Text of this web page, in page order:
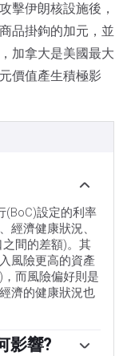
擊伊朗核設施後，
品掛鉤的加元，並
加拿大是美國最大
價值產生積極影
(BoC)設定的利率
經濟健康狀況、
間的差額)。其
風險更高的資產
而風險偏好則是
濟的健康狀況也
影響?